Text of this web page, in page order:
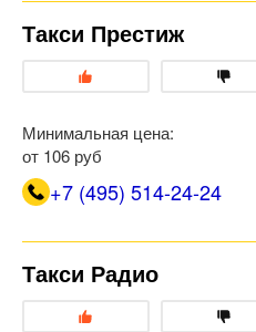
Такси Престиж
Минимальная цена:
от 106 руб
+7 (495) 514-24-24
Такси Радио